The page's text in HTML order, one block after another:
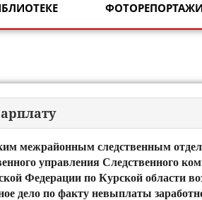
ФОТОРЕПОРТАЖИ
межрайонным следственным
управления Следственного
Федерации по Курской области
дело по факту невыплаты